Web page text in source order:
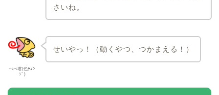
さいね。
ぺぺ君(色ﾁｪﾝ
ｼﾞ)
せいやっ！（動くやつ、つかまえる！）